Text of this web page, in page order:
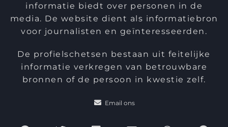
informatie biedt over personen in de
media. De website dient als informatiebron
voor journalisten en geïnteresseerden.
De profielschetsen bestaan uit feitelijke
informatie verkregen van betrouwbare
bronnen of de persoon in kwestie zelf.
Email ons